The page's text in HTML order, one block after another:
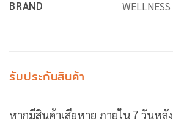
BRAND WELLNESS
รับประกันสินค้า
หากมีสินค้าเสียหาย ภายใน 7 วันหลั